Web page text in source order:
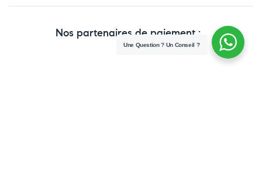
Nos partenaires de paiement :
Une Question ? Un Conseil ?